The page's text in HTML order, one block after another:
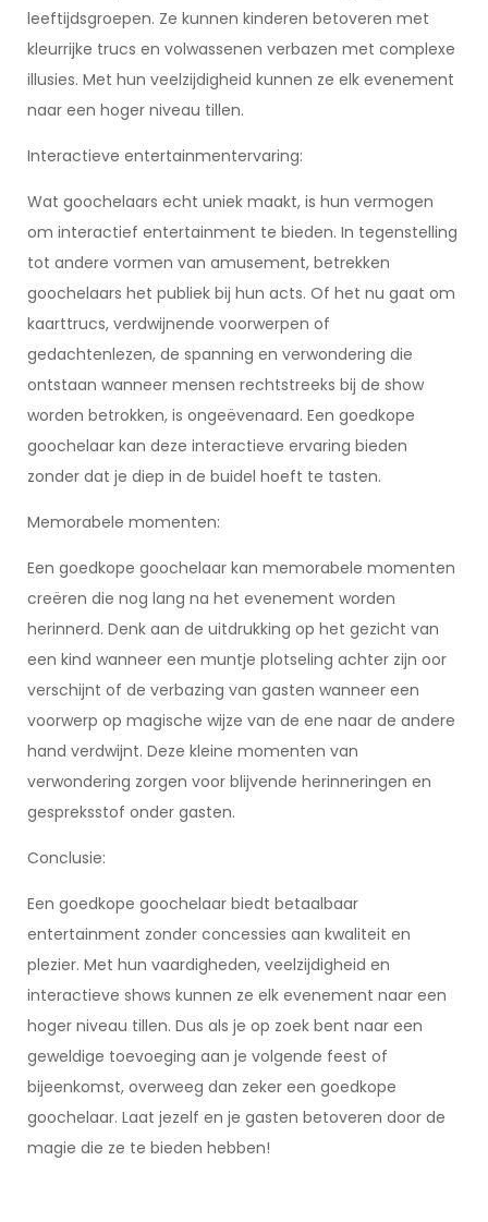
leeftijdsgroepen. Ze kunnen kinderen betoveren met
kleurrijke trucs en volwassenen verbazen met complexe
illusies. Met hun veelzijdigheid kunnen ze elk evenement
naar een hoger niveau tillen.
Interactieve entertainmentervaring:
Wat goochelaars echt uniek maakt, is hun vermogen
om interactief entertainment te bieden. In tegenstelling
tot andere vormen van amusement, betrekken
goochelaars het publiek bij hun acts. Of het nu gaat om
kaarttrucs, verdwijnende voorwerpen of
gedachtenlezen, de spanning en verwondering die
ontstaan wanneer mensen rechtstreeks bij de show
worden betrokken, is ongeëvenaard. Een goedkope
goochelaar kan deze interactieve ervaring bieden
zonder dat je diep in de buidel hoeft te tasten.
Memorabele momenten:
Een goedkope goochelaar kan memorabele momenten
creëren die nog lang na het evenement worden
herinnerd. Denk aan de uitdrukking op het gezicht van
een kind wanneer een muntje plotseling achter zijn oor
verschijnt of de verbazing van gasten wanneer een
voorwerp op magische wijze van de ene naar de andere
hand verdwijnt. Deze kleine momenten van
verwondering zorgen voor blijvende herinneringen en
gespreksstof onder gasten.
Conclusie:
Een goedkope goochelaar biedt betaalbaar
entertainment zonder concessies aan kwaliteit en
plezier. Met hun vaardigheden, veelzijdigheid en
interactieve shows kunnen ze elk evenement naar een
hoger niveau tillen. Dus als je op zoek bent naar een
geweldige toevoeging aan je volgende feest of
bijeenkomst, overweeg dan zeker een goedkope
goochelaar. Laat jezelf en je gasten betoveren door de
magie die ze te bieden hebben!